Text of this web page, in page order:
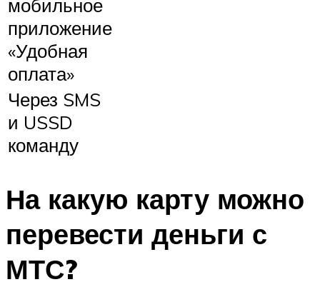
мобильное
приложение
«Удобная
оплата»
Через SMS
и USSD
команду
На какую карту можно
перевести деньги с
МТС?